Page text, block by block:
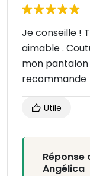
Je conseille !
aimable .
mon
recommande
Utile
Réponse
Angélica